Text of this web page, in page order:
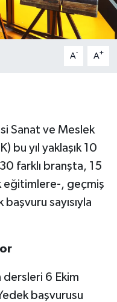
A- A+
Sanat ve Meslek
bu yıl yaklaşık 10
farklı branşta, 15
eğitimlere-, geçmiş
başvuru sayısıyla
dersleri 6 Ekim
başvurusu